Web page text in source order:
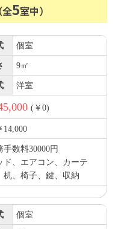
5室中）
個室
9㎡
洋室
(￥0)
14,000
手数料30000円
ド、エアコン、カーテ
机、椅子、鍵、収納
個室